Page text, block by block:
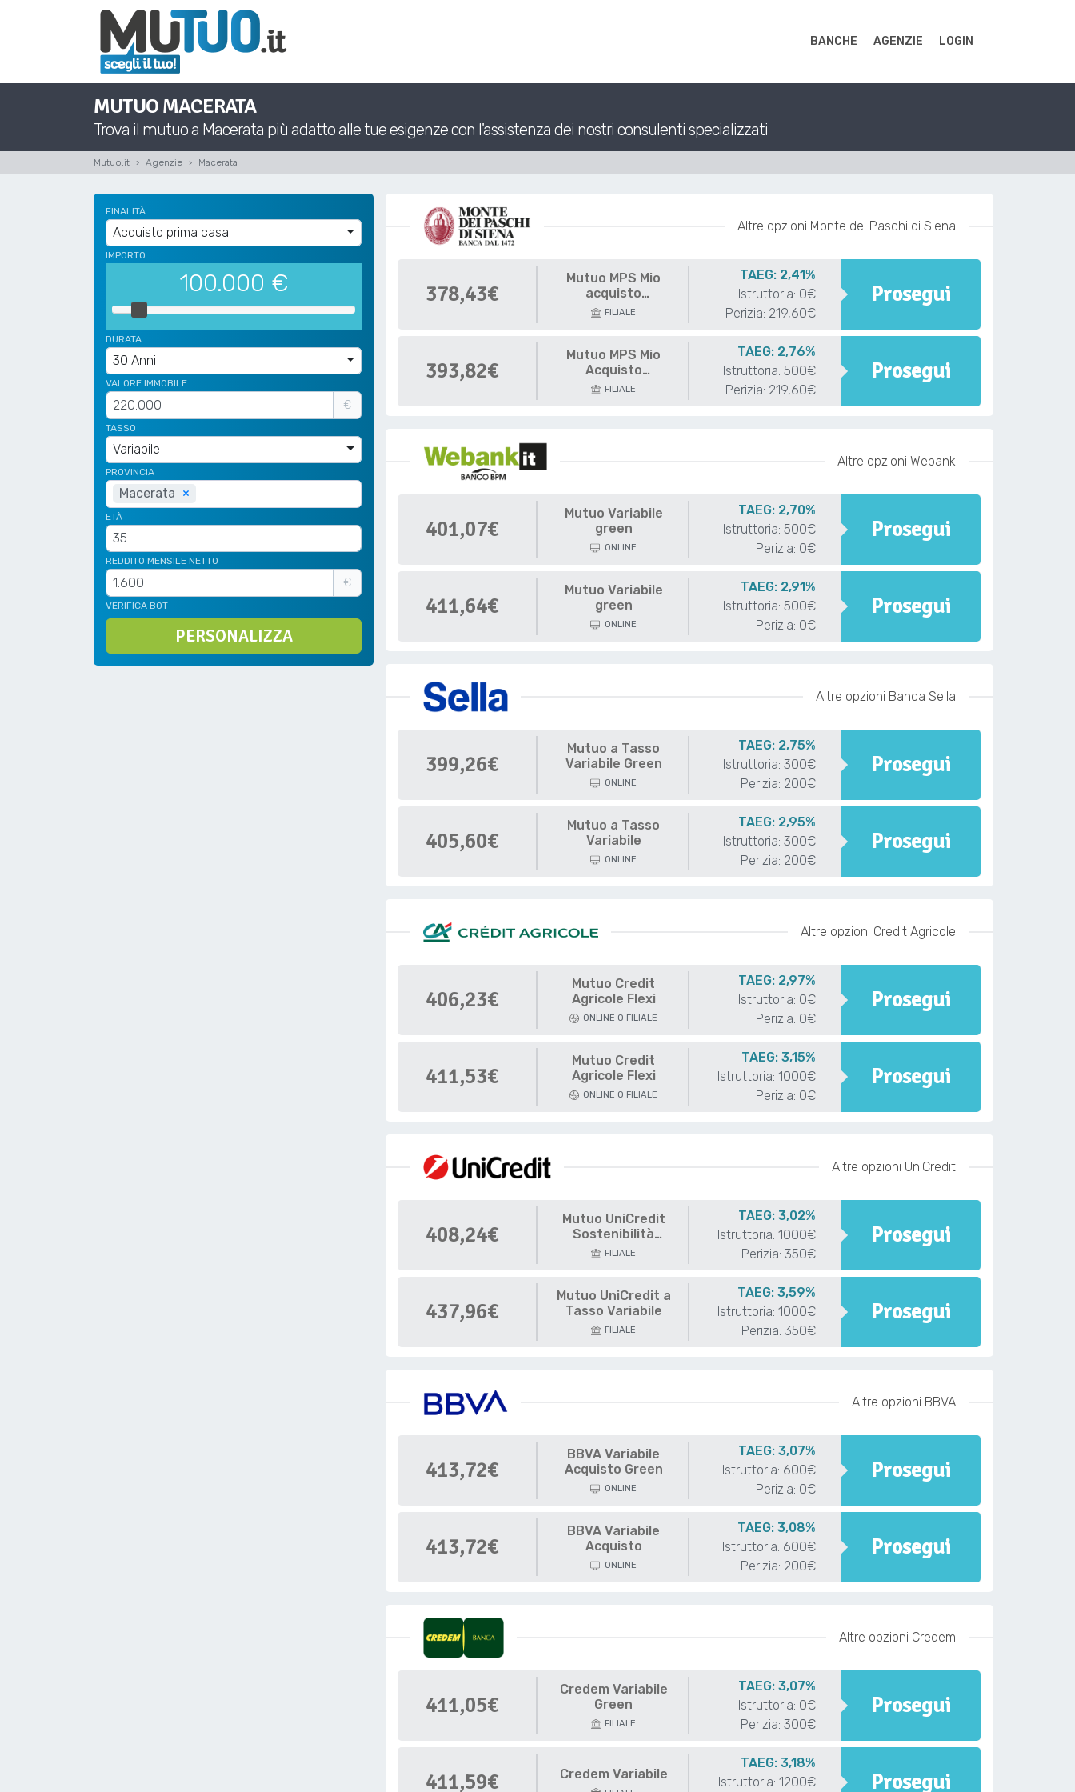
BANCHE AGENZIE LOGIN
MUTUO MACERATA
Trova il mutuo a Macerata più adatto alle tue esigenze con l'assistenza dei nostri consulenti specializzati
Mutuo.it Agenzie Macerata
FINALITÀ
Acquisto prima casa
IMPORTO
100.000 €
DURATA
30 Anni
VALORE IMMOBILE
€
TASSO
Variabile
PROVINCIA
Macerata ×
ETÀ
REDDITO MENSILE NETTO
€
VERIFICA BOT
PERSONALIZZA
Altre opzioni Monte dei Paschi di Siena
378,43€
Mutuo MPS Mio
acquisto
abitazione Immobili
FILIALE
TAEG: 2,41%
Istruttoria: 0€
Perizia: 219,60€
Prosegui
393,82€
Mutuo MPS Mio
Acquisto
Abitazione CONSAP
FILIALE
TAEG: 2,76%
Istruttoria: 500€
Perizia: 219,60€
Prosegui
Altre opzioni Webank
401,07€
Mutuo Variabile
green
ONLINE
TAEG: 2,70%
Istruttoria: 500€
Perizia: 0€
Prosegui
411,64€
Mutuo Variabile
green
ONLINE
TAEG: 2,91%
Istruttoria: 500€
Perizia: 0€
Prosegui
Altre opzioni Banca Sella
399,26€
Mutuo a Tasso
Variabile Green
ONLINE
TAEG: 2,75%
Istruttoria: 300€
Perizia: 200€
Prosegui
405,60€
Mutuo a Tasso
Variabile
ONLINE
TAEG: 2,95%
Istruttoria: 300€
Perizia: 200€
Prosegui
Altre opzioni Credit Agricole
406,23€
Mutuo Credit
Agricole Flexi
ONLINE O FILIALE
TAEG: 2,97%
Istruttoria: 0€
Perizia: 0€
Prosegui
411,53€
Mutuo Credit
Agricole Flexi
ONLINE O FILIALE
TAEG: 3,15%
Istruttoria: 1000€
Perizia: 0€
Prosegui
Altre opzioni UniCredit
408,24€
Mutuo UniCredit
Sostenibilità
Energetica
FILIALE
TAEG: 3,02%
Istruttoria: 1000€
Perizia: 350€
Prosegui
437,96€
Mutuo UniCredit a
Tasso Variabile
FILIALE
TAEG: 3,59%
Istruttoria: 1000€
Perizia: 350€
Prosegui
Altre opzioni BBVA
413,72€
BBVA Variabile
Acquisto Green
ONLINE
TAEG: 3,07%
Istruttoria: 600€
Perizia: 0€
Prosegui
413,72€
BBVA Variabile
Acquisto
ONLINE
TAEG: 3,08%
Istruttoria: 600€
Perizia: 200€
Prosegui
Altre opzioni Credem
411,05€
Credem Variabile
Green
FILIALE
TAEG: 3,07%
Istruttoria: 0€
Perizia: 300€
Prosegui
411,59€ Credem Variabile
TAEG: 3,18%
Istruttoria: 1200€
Prosegui